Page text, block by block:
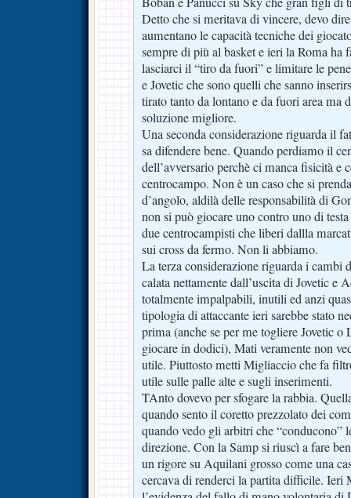
Detto che si meritava di vincere, devo
aumentano le capacità tecniche dei
sempre di più al basket e ieri la Roma ha
lasciarci il “tiro da fuori” e limitare le
e Jovetic che sono quelli che sanno
tirato tanto da lontano e da fuori area ma
soluzione migliore.
Una seconda considerazione riguarda il
sa difendere bene. Quando perdiamo il
dell’avversario perchè ci manca fisicità e
centrocampo. Non è un caso che si
d’angolo, aldilà delle responsabilità di
non si può giocare uno contro uno di
due centrocampisti che liberi dallla
sui cross da fermo. Non li abbiamo.
La terza considerazione riguarda i cambi
calata nettamente dall’uscita di Jovetic e
totalmente impalpabili, inutili ed anzi
tipologia di attaccante ieri sarebbe stato
prima (anche se per me togliere Jovetic
giocare in dodici), Mati veramente non
utile. Piuttosto metti Migliaccio che fa
utile sulle palle alte e sugli inserimenti.
TAnto dovevo per sfogare la rabbia.
quando sento il coretto prezzolato dei
quando vedo gli arbitri che “conducono”
direzione. Con la Samp si riuscì a fare
un rigore su Aquilani grosso come una
cercava di renderci la partita difficile. Ieri